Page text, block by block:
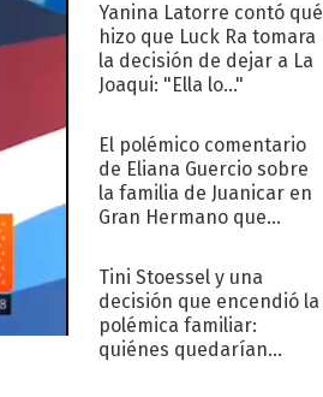
Yanina Latorre contó qué
hizo que Luck Ra tomara
la decisión de dejar a La
Joaqui: "Ella lo..."
El polémico comentario
de Eliana Guercio sobre
la familia de Juanicar en
Gran Hermano que
Tini Stoessel y una
decisión que encendió la
polémica familiar:
quiénes quedarían